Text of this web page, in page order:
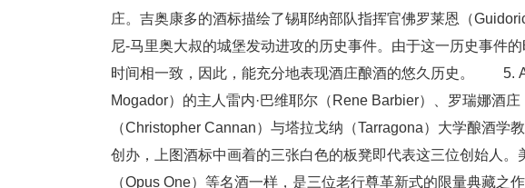
庄。吉奥康多的酒标描绘了锡耶纳部队指挥官佛罗莱恩（
尼-马里奥大叔的城堡发动进攻的历史事件。由于这一历史事件
时间相一致，因此，能充分地表现酒庄酿酒的悠久历史。
Mogador）的主人雷内·巴维耶尔（Rene Barbier）、罗瑞娜酒
（Christopher Cannan）与塔拉戈纳（Tarragona）大学酿酒学
创办，上图酒标中画着的三张白色的板凳即代表这三位创始人
（Opus One）等名酒一样，是三位老行尊革新式的限量典藏之作